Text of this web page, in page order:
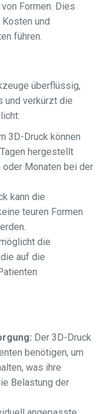
Formen. Dies
und
führen.
überflüssig,
und verkürzt die
3D-Druck können
hergestellt
oder Monaten bei der
kann die
teuren Formen
die
auf die
Der 3D-Druck
benötigen, um
was ihre
Belastung der